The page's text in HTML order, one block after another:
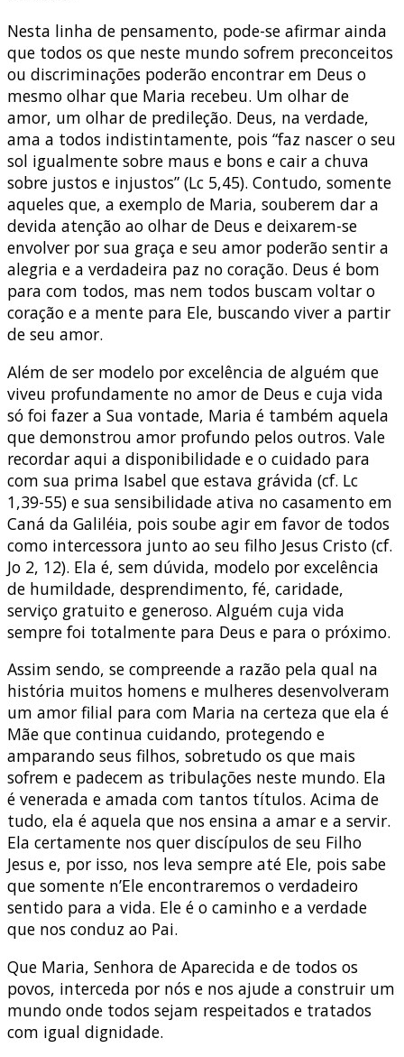
Nesta linha de pensamento, pode-se afirmar ainda
que todos os que neste mundo sofrem preconceitos
ou discriminações poderão encontrar em Deus o
mesmo olhar que Maria recebeu. Um olhar de
amor, um olhar de predileção. Deus, na verdade,
ama a todos indistintamente, pois “faz nascer o seu
sol igualmente sobre maus e bons e cair a chuva
sobre justos e injustos” (Lc 5,45). Contudo, somente
aqueles que, a exemplo de Maria, souberem dar a
devida atenção ao olhar de Deus e deixarem-se
envolver por sua graça e seu amor poderão sentir a
alegria e a verdadeira paz no coração. Deus é bom
para com todos, mas nem todos buscam voltar o
coração e a mente para Ele, buscando viver a partir
de seu amor.
Além de ser modelo por excelência de alguém que
viveu profundamente no amor de Deus e cuja vida
só foi fazer a Sua vontade, Maria é também aquela
que demonstrou amor profundo pelos outros. Vale
recordar aqui a disponibilidade e o cuidado para
com sua prima Isabel que estava grávida (cf. Lc
1,39-55) e sua sensibilidade ativa no casamento em
Caná da Galiléia, pois soube agir em favor de todos
como intercessora junto ao seu filho Jesus Cristo (cf.
Jo 2, 12). Ela é, sem dúvida, modelo por excelência
de humildade, desprendimento, fé, caridade,
serviço gratuito e generoso. Alguém cuja vida
sempre foi totalmente para Deus e para o próximo.
Assim sendo, se compreende a razão pela qual na
história muitos homens e mulheres desenvolveram
um amor filial para com Maria na certeza que ela é
Mãe que continua cuidando, protegendo e
amparando seus filhos, sobretudo os que mais
sofrem e padecem as tribulações neste mundo. Ela
é venerada e amada com tantos títulos. Acima de
tudo, ela é aquela que nos ensina a amar e a servir.
Ela certamente nos quer discípulos de seu Filho
Jesus e, por isso, nos leva sempre até Ele, pois sabe
que somente n’Ele encontraremos o verdadeiro
sentido para a vida. Ele é o caminho e a verdade
que nos conduz ao Pai.
Que Maria, Senhora de Aparecida e de todos os
povos, interceda por nós e nos ajude a construir um
mundo onde todos sejam respeitados e tratados
com igual dignidade.